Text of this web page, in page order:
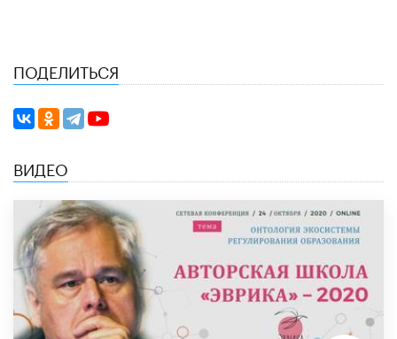
ПОДЕЛИТЬСЯ
ВИДЕО